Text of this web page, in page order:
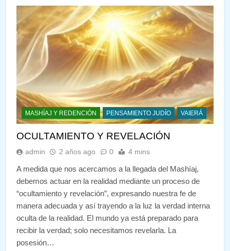
MASHÍAJ Y REDENCIÓN PENSAMIENTO JUDÍO VAIERÁ
OCULTAMIENTO Y REVELACIÓN
admin 2 años ago 0 4 mins
A medida que nos acercamos a la llegada del Mashíaj,
debemos actuar en la realidad mediante un proceso de
“ocultamiento y revelación”, expresando nuestra fe de
manera adecuada y así trayendo a la luz la verdad interna
oculta de la realidad. El mundo ya está preparado para
recibir la verdad; solo necesitamos revelarla. La
posesión…